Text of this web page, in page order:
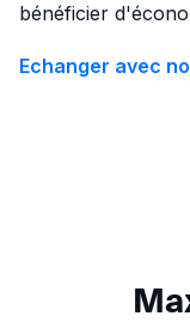
bénéficier
Echanger avec